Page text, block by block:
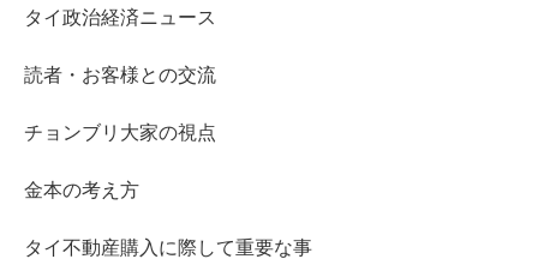
タイ政治経済ニュース
読者・お客様との交流
チョンブリ大家の視点
金本の考え方
タイ不動産購入に際して重要な事